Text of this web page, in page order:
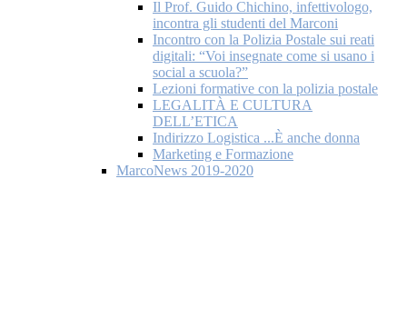
Il Prof. Guido Chichino, infettivologo,
incontra gli studenti del Marconi
Incontro con la Polizia Postale sui reati
digitali: “Voi insegnate come si usano i
social a scuola?”
Lezioni formative con la polizia postale
LEGALITÀ E CULTURA
DELL’ETICA
Indirizzo Logistica ...È anche donna
Marketing e Formazione
MarcoNews 2019-2020